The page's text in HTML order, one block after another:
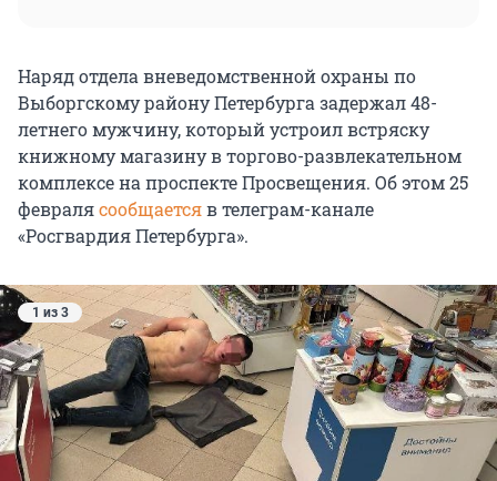
Наряд отдела вневедомственной охраны по
Выборгскому району Петербурга задержал 48-
летнего мужчину, который устроил встряску
книжному магазину в торгово-развлекательном
комплексе на проспекте Просвещения. Об этом 25
февралясообщаетсяв телеграм-канале
«Росгвардия Петербурга».
1 из 3